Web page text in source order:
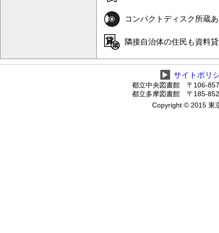
コンパクトディスク所蔵
隣接自治体の住民も資料
▶ サイトポリ
都立中央図書館 〒106-
都立多摩図書館 〒185-
Copyright © 2015 東